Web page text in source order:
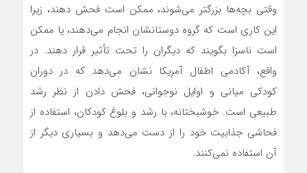
وقتی بچه‌ها بزرگتر می‌شوند، ممکن است فحش دهند، زیرا
این کاری است که گروه دوستانشان انجام می‌دهند، یا ممکن
است ناسزا بگویند که دیگران را تحت تأثیر قرار دهند. در
واقع، آکادمی اطفال آمریکا نشان می‌دهد که در دوران
کودکی میانی و اوایل نوجوانی، فحش دادن از نظر رشد
طبیعی است. خوشبختانه، با رشد و بلوغ کودکان، استفاده از
فحاشی جذابیت خود را از دست می‌دهد و بسیاری دیگر از
آن استفاده نمی‌کنند.